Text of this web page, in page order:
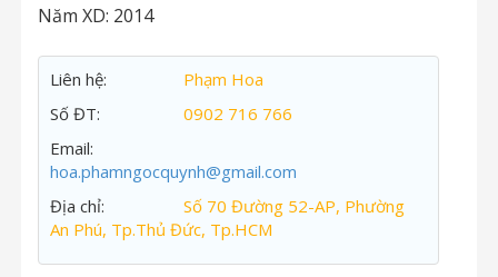
Năm XD: 2014
Liên hệ:
Phạm Hoa
Số ĐT:
0902 716 766
Email:
hoa.phamngocquynh@gmail.com
Địa chỉ:
Số 70 Đường 52-AP, Phường
An Phú, Tp.Thủ Đức, Tp.HCM